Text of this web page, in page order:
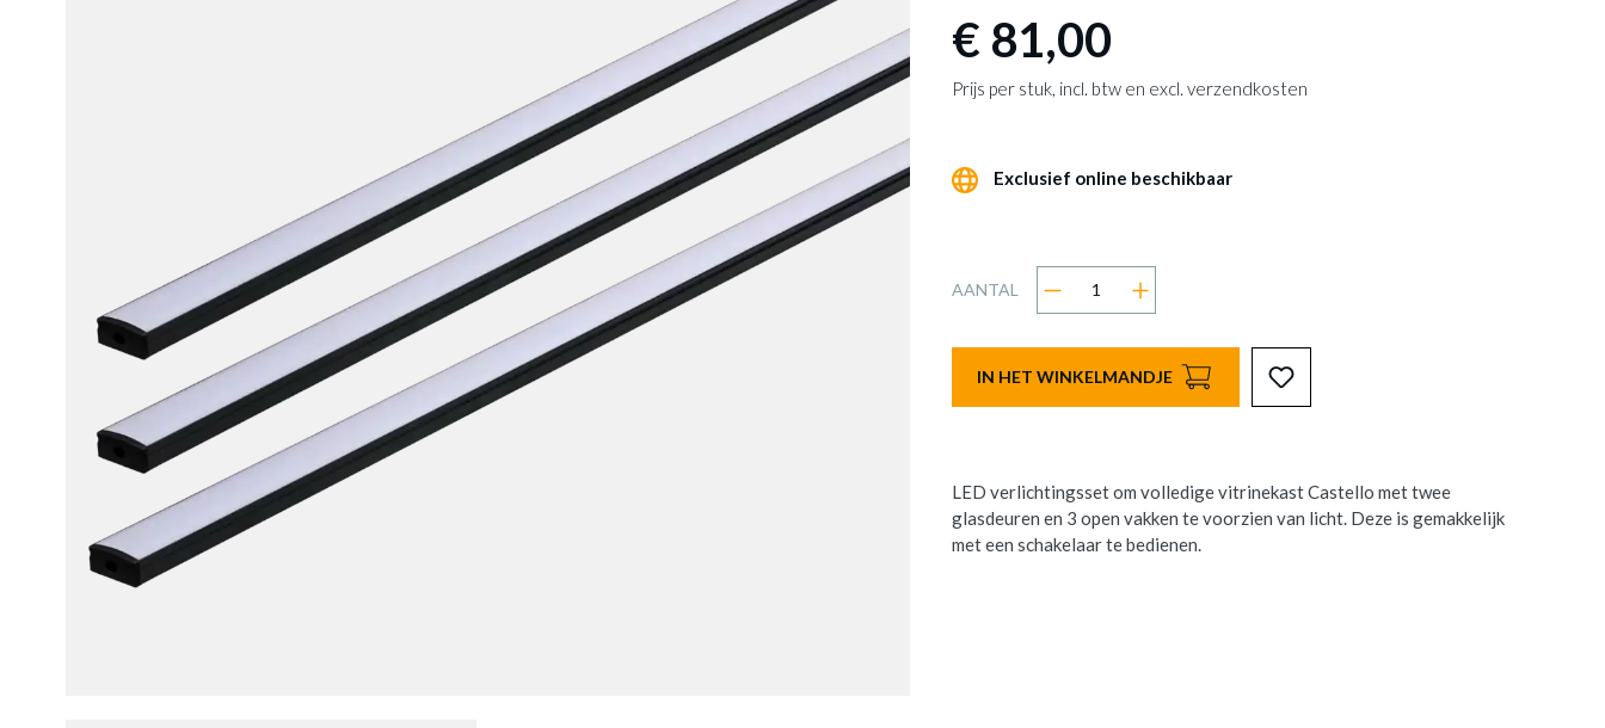
€ 81,00
Prijs per stuk, incl. btw en excl. verzendkosten
Exclusief online beschikbaar
AANTAL
IN HET WINKELMANDJE
LED verlichtingsset om volledige vitrinekast Castello met twee
glasdeuren en 3 open vakken te voorzien van licht. Deze is gemakkelijk
met een schakelaar te bedienen.